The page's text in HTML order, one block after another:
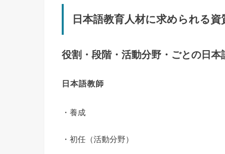
日本語教育人材に求められる資
役割・段階・活動分野・ごとの日
日本語教師
・養成
・初任（活動分野）